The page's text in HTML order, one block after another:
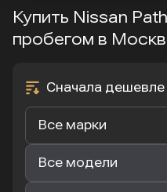
Купить Nissan
пробегом в
Сначала дешевле
Все марки
Все модели